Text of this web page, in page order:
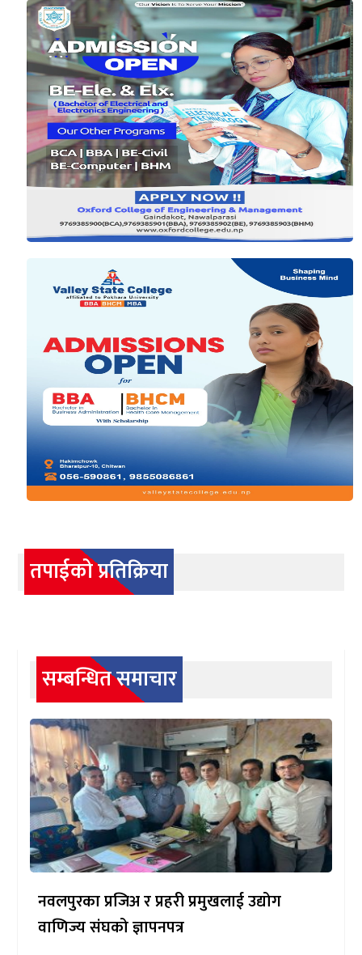
तपाईको प्रतिक्रिया
सम्बन्धित समाचार
नवलपुरका प्रजिअ र प्रहरी प्रमुखलाई उद्योग
वाणिज्य संघको ज्ञापनपत्र